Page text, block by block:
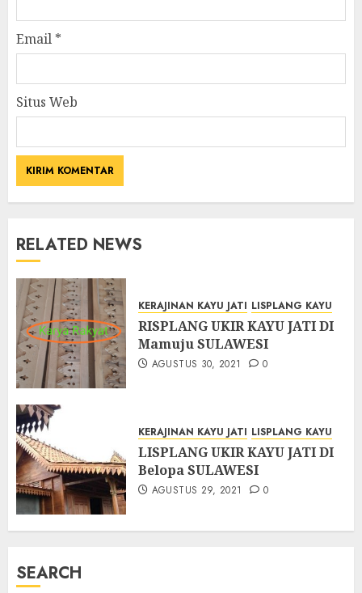
Email *
Situs Web
RELATED NEWS
KERAJINAN KAYU JATI LISPLANG KAYU
RISPLANG UKIR KAYU JATI DI
Mamuju SULAWESI
AGUSTUS 30, 2021 0
KERAJINAN KAYU JATI LISPLANG KAYU
LISPLANG UKIR KAYU JATI DI
Belopa SULAWESI
AGUSTUS 29, 2021 0
SEARCH